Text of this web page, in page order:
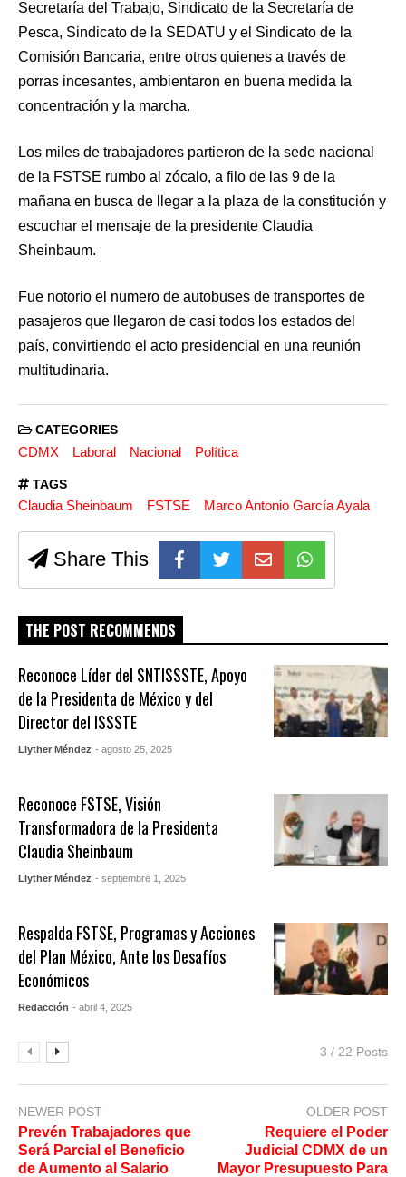
Secretaría del Trabajo, Sindicato de la Secretaría de
Pesca, Sindicato de la SEDATU y el Sindicato de la
Comisión Bancaria, entre otros quienes a través de
porras incesantes, ambientaron en buena medida la
concentración y la marcha.
Los miles de trabajadores partieron de la sede nacional
de la FSTSE rumbo al zócalo, a filo de las 9 de la
mañana en busca de llegar a la plaza de la constitución y
escuchar el mensaje de la presidente Claudia
Sheinbaum.
Fue notorio el numero de autobuses de transportes de
pasajeros que llegaron de casi todos los estados del
país, convirtiendo el acto presidencial en una reunión
multitudinaria.
CATEGORIES
CDMX Laboral Nacional Política
TAGS
Claudia Sheinbaum FSTSE Marco Antonio García Ayala
Share This
THE POST RECOMMENDS
Reconoce Líder del SNTISSSTE, Apoyo
de la Presidenta de México y del
Director del ISSSTE
Llyther Méndez - agosto 25, 2025
Reconoce FSTSE, Visión
Transformadora de la Presidenta
Claudia Sheinbaum
Llyther Méndez - septiembre 1, 2025
Respalda FSTSE, Programas y Acciones
del Plan México, Ante los Desafíos
Económicos
Redacción - abril 4, 2025
3 / 22 Posts
NEWER POST
Prevén Trabajadores que
Será Parcial el Beneficio
de Aumento al Salario
OLDER POST
Requiere el Poder
Judicial CDMX de un
Mayor Presupuesto Para